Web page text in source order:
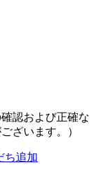
認および正確な
ざいます。）
ち追加